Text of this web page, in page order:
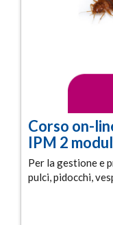
Corso on-
IPM 2
Per la gestione e
pulci, pidocchi,